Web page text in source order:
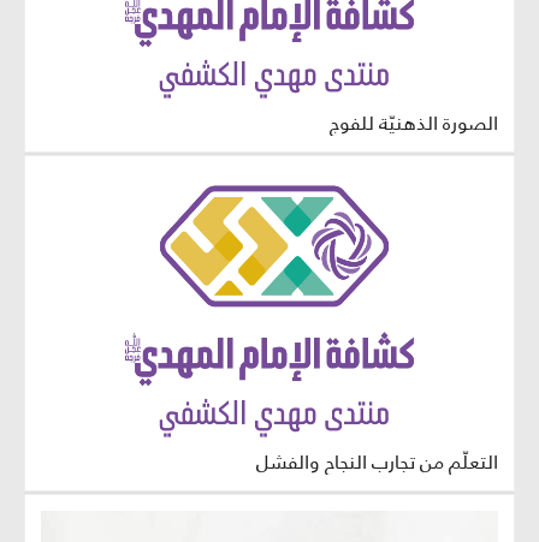
الصورة الذهنيّة للفوج
التعلّم من تجارب النجاح والفشل